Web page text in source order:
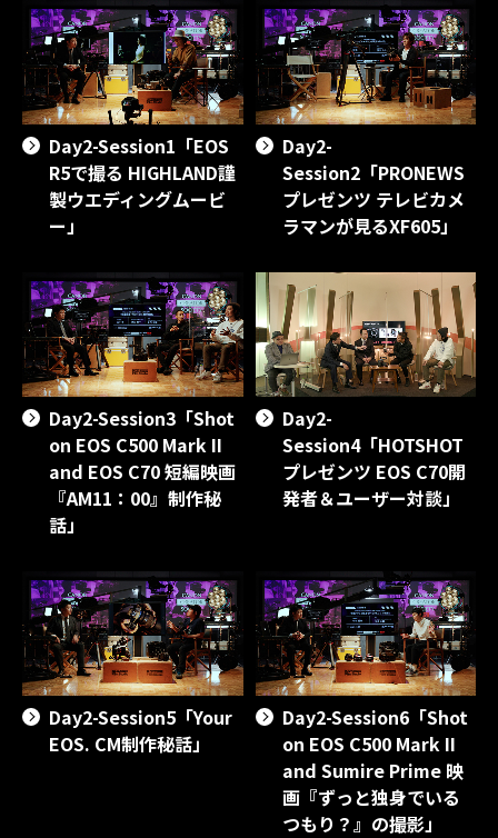
Day2-Session1「EOS
R5で撮る HIGHLAND謹
製ウエディングムービ
ー」
Day2-
Session2「PRONEWS
プレゼンツ テレビカメ
ラマンが見るXF605」
Day2-Session3「Shot
on EOS C500 Mark II
and EOS C70 短編映画
『AM11：00』制作秘
話」
Day2-
Session4「HOTSHOT
プレゼンツ EOS C70開
発者＆ユーザー対談」
Day2-Session5「Your
EOS. CM制作秘話」
Day2-Session6「Shot
on EOS C500 Mark II
and Sumire Prime 映
画『ずっと独身でいる
つもり？』の撮影」